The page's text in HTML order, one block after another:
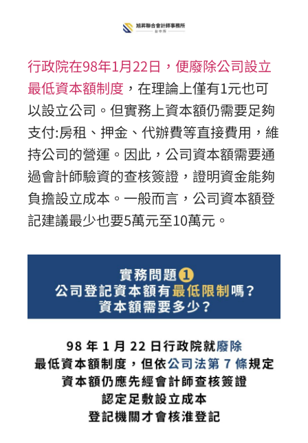
行政院在98年1月22日，便廢除公司設立
最低資本額制度 ，在理論上僅有1元也可
以設立公司。但實務上資本額仍需要足夠
支付:房租、押金、代辦費等直接費用，維
持公司的營運。因此，公司資本額需要通
過會計師驗資的查核簽證，證明資金能夠
負擔設立成本。一般而言，公司資本額登
記建議最少也要5萬元至10萬元。